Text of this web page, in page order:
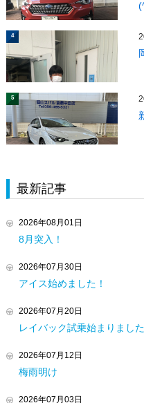
4
5
最新記事
2026年08月01日
8月突入！
2026年07月30日
アイス始めました！
2026年07月20日
レイバック試乗始まりました
2026年07月12日
梅雨明け
2026年07月03日